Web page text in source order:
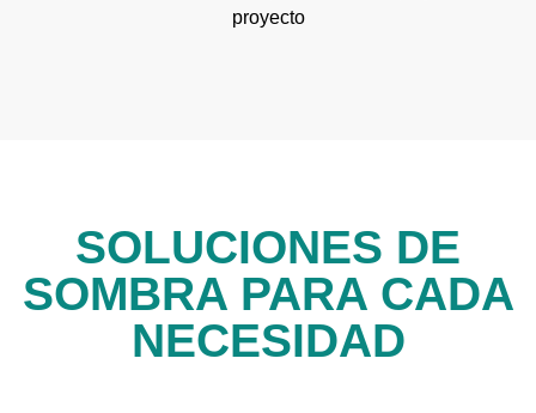
proyecto
SOLUCIONES DE
SOMBRA PARA CADA
NECESIDAD